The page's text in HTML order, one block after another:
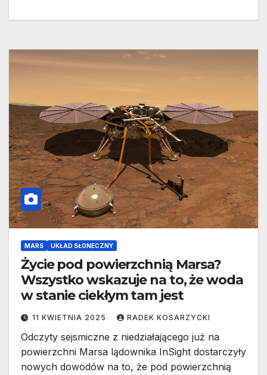
MARS UKŁAD SŁONECZNY
Życie pod powierzchnią Marsa?
Wszystko wskazuje na to, że woda
w stanie ciekłym tam jest
11 KWIETNIA 2025 RADEK KOSARZYCKI
Odczyty sejsmiczne z niedziałającego już na
powierzchni Marsa lądownika InSight dostarczyły
nowych dowodów na to, że pod powierzchnią